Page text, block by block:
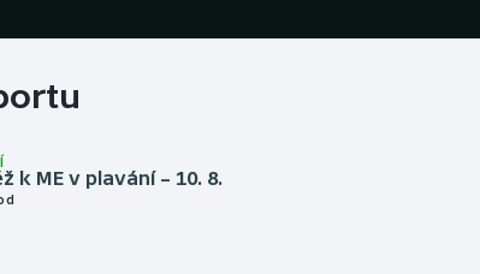
k ME v plavání – 10. 8.